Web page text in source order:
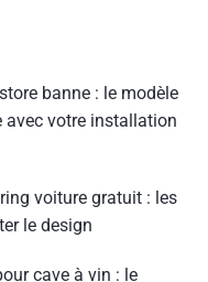
banne : le modèle
avec votre installation
voiture gratuit : les
le design
cave à vin : le